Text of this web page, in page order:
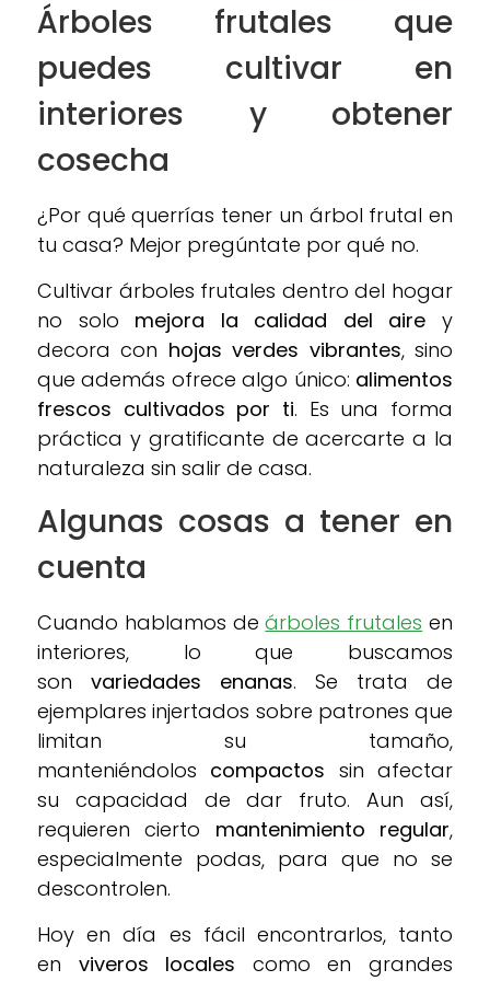
Árboles frutales que
puedes cultivar en
interiores y obtener
cosecha
¿Por qué querrías tener un árbol frutal en
tu casa? Mejor pregúntate por qué no.
Cultivar árboles frutales dentro del hogar
no solo mejora la calidad del aire y
decora con hojas verdes vibrantes, sino
que además ofrece algo único: alimentos
frescos cultivados por ti. Es una forma
práctica y gratificante de acercarte a la
naturaleza sin salir de casa.
Algunas cosas a tener en
cuenta
Cuando hablamos deárboles frutales en
interiores, lo que buscamos
son variedades enanas. Se trata de
ejemplares injertados sobre patrones que
limitan su tamaño,
manteniéndolos compactos sin afectar
su capacidad de dar fruto. Aun así,
requieren cierto mantenimiento regular,
especialmente podas, para que no se
descontrolen.
Hoy en día es fácil encontrarlos, tanto
en viveros locales como en grandes